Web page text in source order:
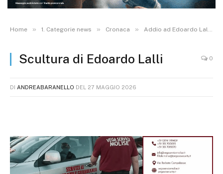
Home » 1. Categorie news » Cronaca » Addio ad Edoardo Lalli, a 58 anni scompare lo scultore della pietra dell’Alto Molise
Scultura di Edoardo Lalli 0
DI ANDREABARANELLO DEL 27 MAGGIO 2026